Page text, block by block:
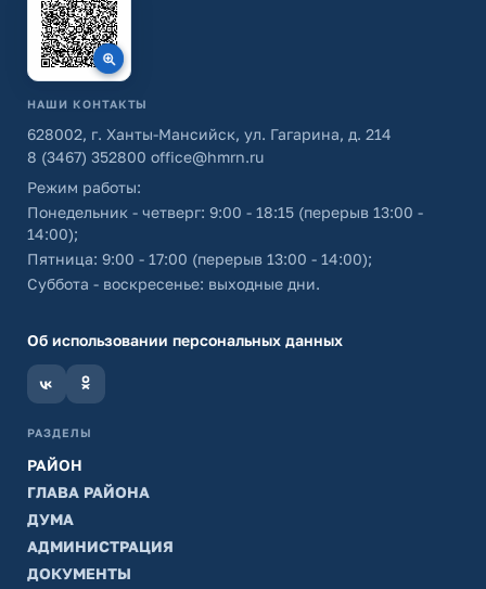
НАШИ КОНТАКТЫ
628002, г. Ханты-Мансийск, ул. Гагарина, д. 214
8 (3467) 352800 office@hmrn.ru
Режим работы:
Понедельник - четверг: 9:00 - 18:15 (перерыв 13:00 -
14:00);
Пятница: 9:00 - 17:00 (перерыв 13:00 - 14:00);
Суббота - воскресенье: выходные дни.
Об использовании персональных данных
РАЗДЕЛЫ
РАЙОН
ГЛАВА РАЙОНА
ДУМА
АДМИНИСТРАЦИЯ
ДОКУМЕНТЫ